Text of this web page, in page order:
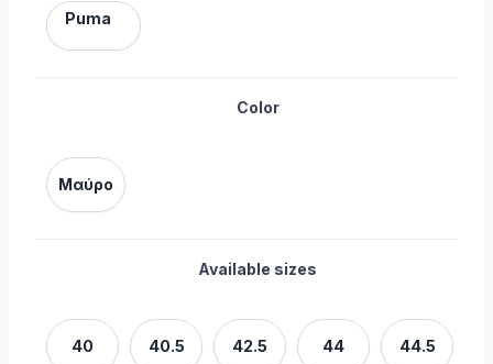
Puma
Color
Μαύρο
Available sizes
40 40.5 42.5 44 44.5